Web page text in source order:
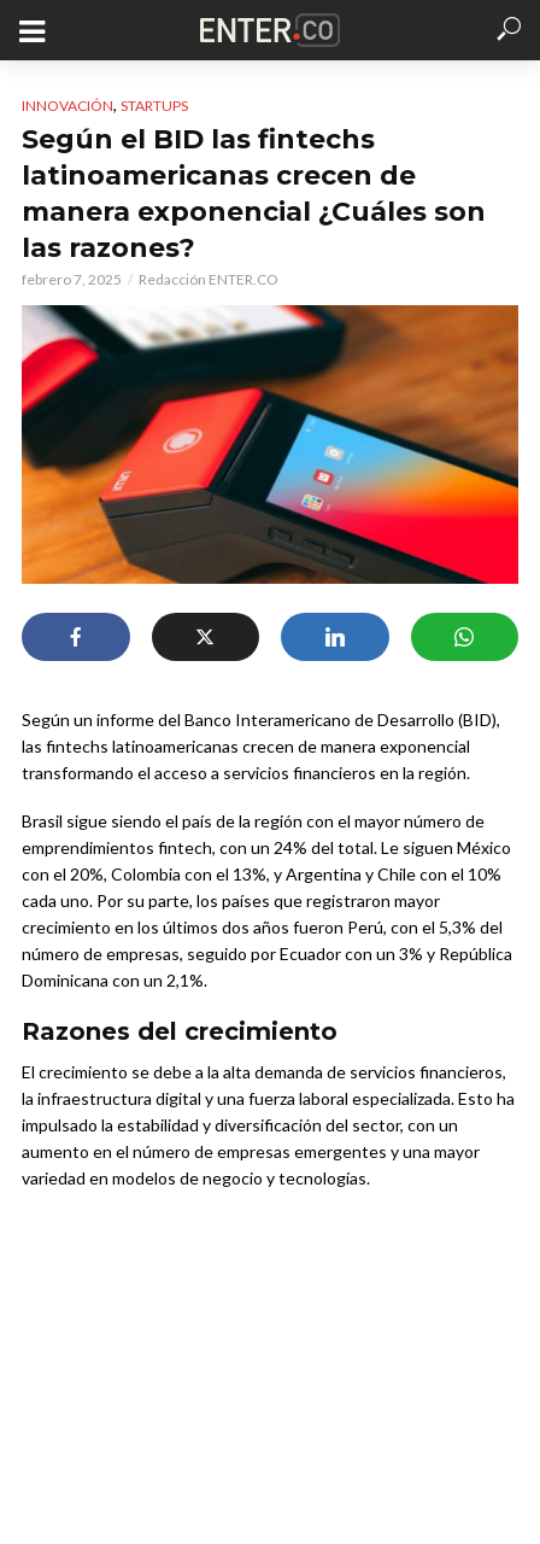
INNOVACIÓN, STARTUPS
Según el BID las fintechs
latinoamericanas crecen de
manera exponencial ¿Cuáles son
las razones?
febrero 7, 2025 Redacción ENTER.CO
Según un informe del Banco Interamericano de Desarrollo (BID),
las fintechs latinoamericanas crecen de manera exponencial
transformando el acceso a servicios financieros en la región.
Brasil sigue siendo el país de la región con el mayor número de
emprendimientos fintech, con un 24% del total. Le siguen México
con el 20%, Colombia con el 13%, y Argentina y Chile con el 10%
cada uno. Por su parte, los países que registraron mayor
crecimiento en los últimos dos años fueron Perú, con el 5,3% del
número de empresas, seguido por Ecuador con un 3% y República
Dominicana con un 2,1%.
Razones del crecimiento
El crecimiento se debe a la alta demanda de servicios financieros,
la infraestructura digital y una fuerza laboral especializada. Esto ha
impulsado la estabilidad y diversificación del sector, con un
aumento en el número de empresas emergentes y una mayor
variedad en modelos de negocio y tecnologías.